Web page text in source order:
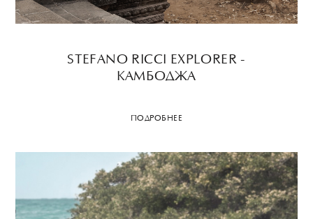
STEFANO RICCI EXPLORER -
КАМБОДЖА
ПОДРОБНЕЕ